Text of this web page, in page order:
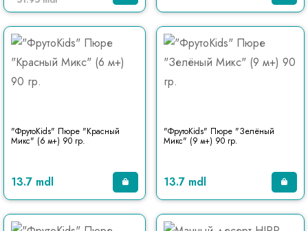
"ФрутоKids" Пюре "Красный
Микс" (6 м+) 90 гр.
13.7 mdl
"ФрутоKids" Пюре "Зелёный
Микс" (9 м+) 90 гр.
13.7 mdl